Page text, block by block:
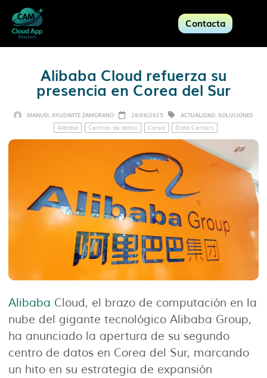
Contacta
Alibaba Cloud refuerza su
presencia en Corea del Sur
MANUEL AYUDARTE ZAMORANO 28/06/2025 ACTUALIDAD, SOLUCIONES
Alibaba Centros de datos Corea Data Centers
Alibaba Cloud, el brazo de computación en la
nube del gigante tecnológico Alibaba Group,
ha anunciado la apertura de su segundo
centro de datos en Corea del Sur, marcando
un hito en su estrategia de expansión